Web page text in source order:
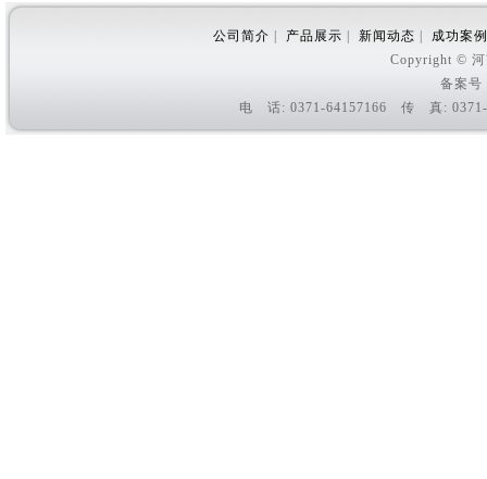
公司简介 产品展示 新闻动态
成功案例
Copyright © 河
备案号
电 话: 0371-64157166 传 真: 0371-